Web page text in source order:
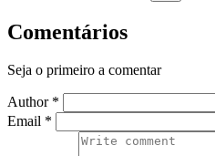
Comentários
Seja o primeiro a comentar
Author *
Email *